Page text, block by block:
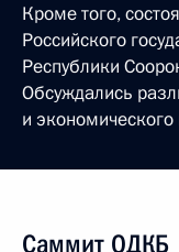
Кроме того,
Российского
Республики
Обсуждались
и
Саммит ОДКБ